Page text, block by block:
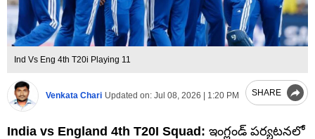
Ind Vs Eng 4th T20i Playing 11
Venkata Chari Updated on: Jul 08, 2026 | 1:20 PM SHARE
India vs England 4th T20I Squad: ఇంగ్లండ్ పర్యటనలో